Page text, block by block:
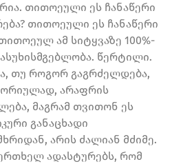
თითოეული ეს ჩანაწერი
თითოეული ეს ჩანაწერი
ამ სიტყვაზე 100%-
წერტილი.
თუ როგორ გაგრძელდება,
არაფრის
მაგრამ თვითონ ეს
განაცხადი
არის ძალიან მძიმე.
ადასტურებს, რომ